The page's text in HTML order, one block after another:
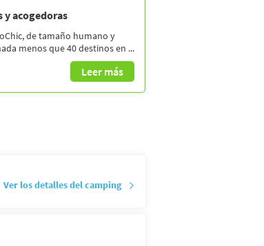
y acogedoras
de tamaño humano y
menos que 40 destinos en ...
Leer más
Ver los detalles del camping